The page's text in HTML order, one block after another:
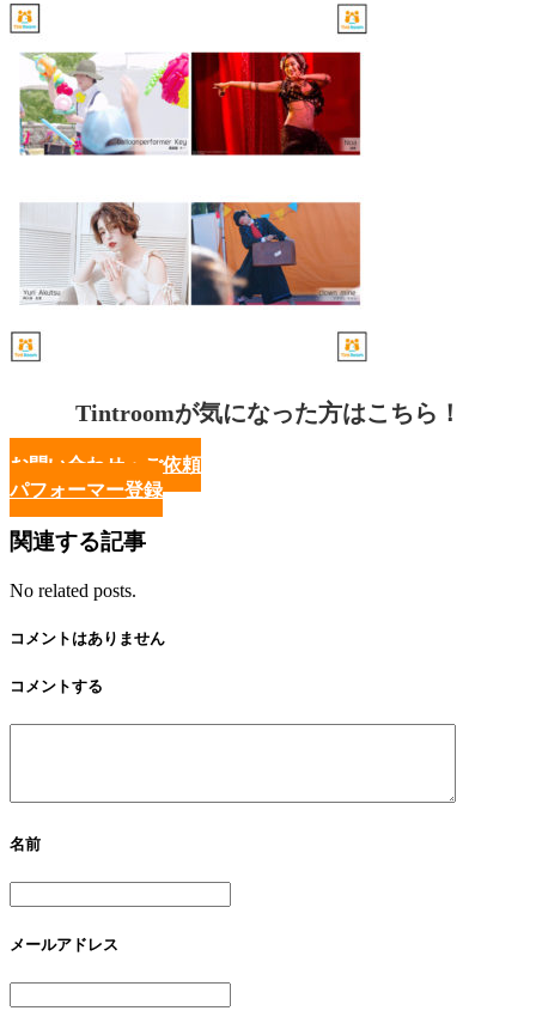
Tintroomが気になった方はこちら！
お問い合わせ・ご依頼
パフォーマー登録
関連する記事
No related posts.
コメントはありません
コメントする
名前
メールアドレス